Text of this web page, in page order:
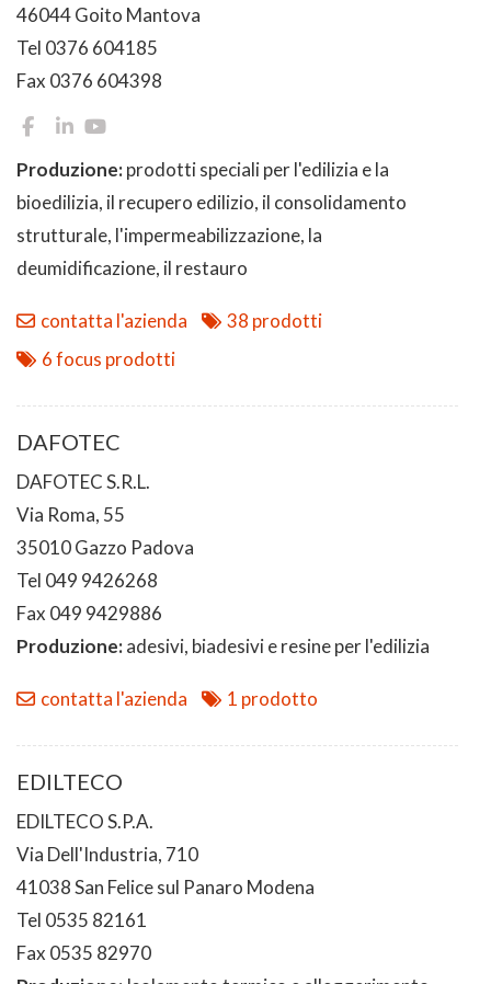
46044 Goito Mantova
Tel 0376 604185
Fax 0376 604398
Produzione:prodotti speciali per l'edilizia e la
bioedilizia, il recupero edilizio, il consolidamento
strutturale, l'impermeabilizzazione, la
deumidificazione, il restauro
contatta l'azienda
38 prodotti
6 focus prodotti
DAFOTEC
DAFOTEC S.R.L.
Via Roma, 55
35010 Gazzo Padova
Tel 049 9426268
Fax 049 9429886
Produzione:adesivi, biadesivi e resine per l'edilizia
contatta l'azienda 1 prodotto
EDILTECO
EDILTECO S.P.A.
Via Dell'Industria, 710
41038 San Felice sul Panaro Modena
Tel 0535 82161
Fax 0535 82970